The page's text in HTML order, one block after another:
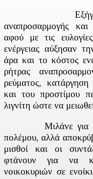
Εξήγγειλαν
αναπροσαρμογής
αφού με τις
ενέργειας αύξησαν
άρα και το κόστος
ρήτρας
ρεύματος, κατάργηση
και του προστίμου
λιγνίτη ώστε να
Μιλάνε για
πολέμου, αλλά
μισθοί και οι
φτάνουν για να
νοικοκυριών σε